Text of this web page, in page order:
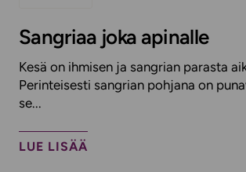
Sangriaa joka apinalle
Kesä on ihmisen ja sangrian parasta
Perinteisesti sangrian pohjana on
se...
LUE LISÄÄ